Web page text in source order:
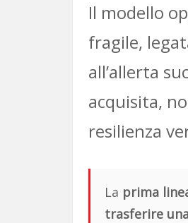
Il modello
fragile,
all’allerta
acquisita,
resilienza
La prima
trasferire